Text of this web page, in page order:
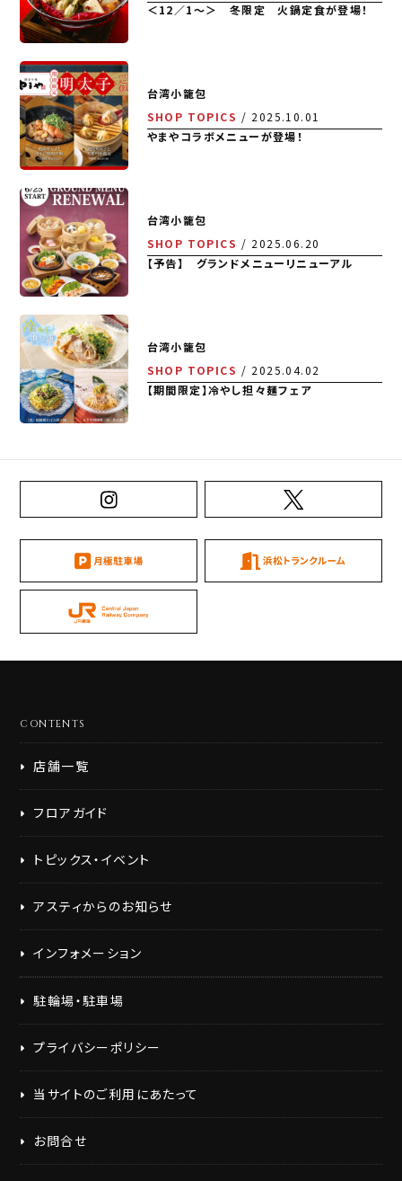
＜12／1～＞ 冬限定 火鍋定食が登場！
台湾小籠包
SHOP TOPICS
2025.10.01
やまやコラボメニューが登場！
台湾小籠包
SHOP TOPICS
2025.06.20
【予告】 グランドメニューリニューアル
台湾小籠包
SHOP TOPICS
2025.04.02
【期間限定】冷やし担々麺フェア
CONTENTS
店舗一覧
フロアガイド
トピックス・イベント
アスティからのお知らせ
インフォメーション
駐輪場・駐車場
プライバシーポリシー
当サイトのご利用にあたって
お問合せ